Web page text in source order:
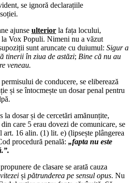
se ignoră declarațiile
ajunse ulterior la fața locului,
la Vox Populi. Nimeni nu a văzut
sunt aruncate cu duiumul: Sigur a
tinerii în ziua de astăzi; Bine că nu au
veneau.
de conducere, se eliberează
și se întocmește un dosar penal pentru
dosar și de cercetări amănunțite,
care 5 erau dovezi de comunicare, se
art. 16 alin. (1) lit. e) (lipsește plângerea
procedură penală: „fapta nu este
de clasare se arată cauza
și pătrunderea pe sensul opus. Nu